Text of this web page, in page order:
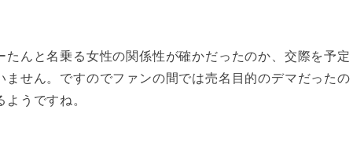
たんと名乗る女性の関係性が確かだったのか、交際を予定
ません。ですのでファンの間では売名目的のデマだったの
うですね。